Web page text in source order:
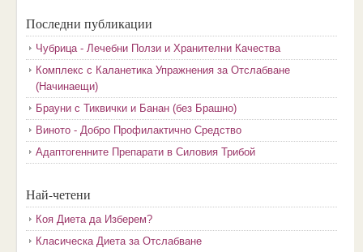
Последни публикации
Чубрица - Лечебни Ползи и Хранителни Качества
Комплекс с Каланетика Упражнения за Отслабване
(Начинаещи)
Брауни с Тиквички и Банан (без Брашно)
Виното - Добро Профилактично Средство
Адаптогенните Препарати в Силовия Трибой
Най-четени
Коя Диета да Изберем?
Класическа Диета за Отслабване